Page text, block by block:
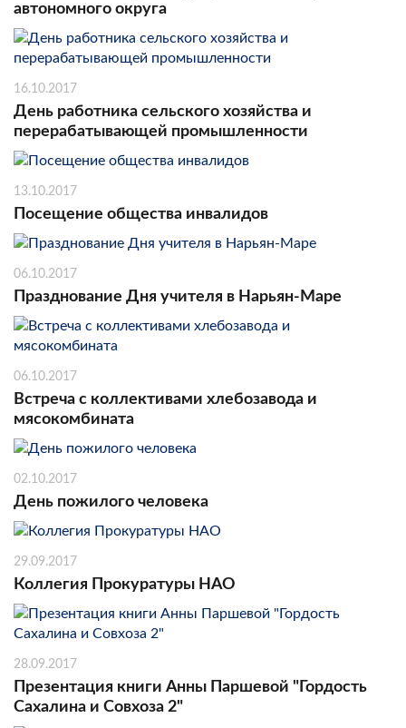
автономного округа
16.10.2017
День работника сельского хозяйства и
перерабатывающей промышленности
13.10.2017
Посещение общества инвалидов
06.10.2017
Празднование Дня учителя в Нарьян-Маре
06.10.2017
Встреча с коллективами хлебозавода и
мясокомбината
02.10.2017
День пожилого человека
29.09.2017
Коллегия Прокуратуры НАО
28.09.2017
Презентация книги Анны Паршевой "Гордость
Сахалина и Совхоза 2"